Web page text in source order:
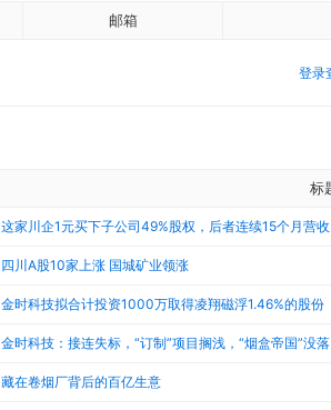
邮箱
登录
标
这家川企1元买下子公司49%股权，后者连续15个月营
四川A股10家上涨 国城矿业领涨
金时科技拟合计投资1000万取得凌翔磁浮1.46%的股份
金时科技：接连失标，“订制”项目搁浅，“烟盒帝国”没落
藏在卷烟厂背后的百亿生意